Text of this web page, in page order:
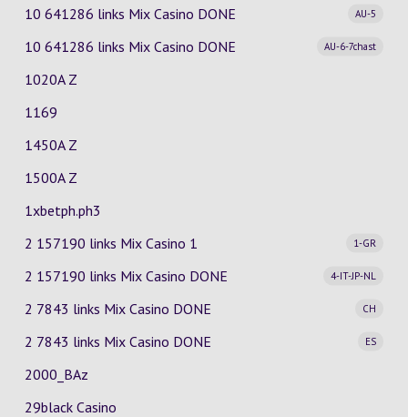
10 641286 links Mix Casino
AU-5
DONE
10 641286 links Mix Casino
AU-6-7chast
DONE
1020A Z
1169
1450A Z
1500A Z
1xbetph.ph3
2 157190 links Mix Casino
1-GR
1
2 157190 links Mix Casino
4-IT-JP-NL
DONE
2 7843 links Mix Casino
CH
DONE
2 7843 links Mix Casino
ES
DONE
2000_BAz
29black Casino